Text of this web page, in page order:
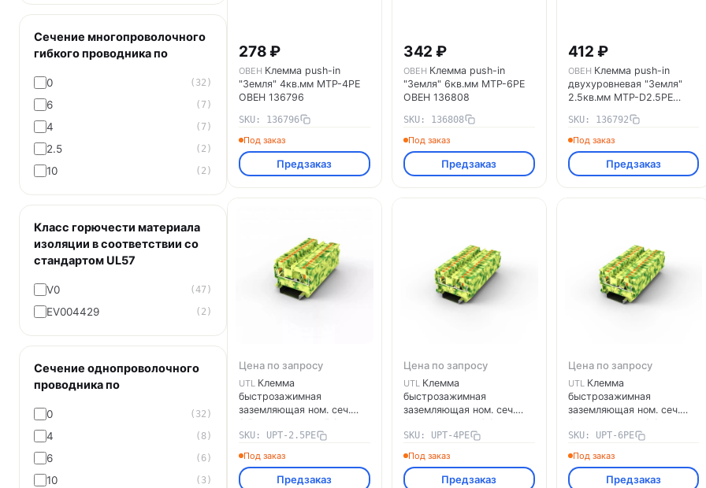
Сечение многопроволочного
гибкого проводника по
0 (32)
6 (7)
4 (7)
2.5 (2)
10 (2)
Класс горючести материала
изоляции в соответствии со
стандартом UL57
V0 (47)
EV004429 (2)
Сечение однопроволочного
проводника по
0 (32)
4 (8)
6 (6)
10 (3)
278 ₽
ОВЕН Клемма push-in
"Земля" 4кв.мм MTP-4PE
ОВЕН 136796
SKU: 136796
Под заказ
Предзаказ
342 ₽
ОВЕН Клемма push-in
"Земля" 6кв.мм MTP-6PE
ОВЕН 136808
SKU: 136808
Под заказ
Предзаказ
412 ₽
ОВЕН Клемма push-in
двухуровневая "Земля"
2.5кв.мм MTP-D2.5PE
SKU: 136792
Под заказ
Предзаказ
Цена по запросу
UTL Клемма
быстрозажимная
заземляющая ном. сеч.
2.5кв.мм ширина 5.2мм
монтаж NS 35 желт.-зел.
SKU: UPT-2.5PE
Под заказ
Предзаказ
Цена по запросу
UTL Клемма
быстрозажимная
заземляющая ном. сеч.
4кв.мм ширина 6.2мм
монтаж NS 35 желт.-зел.
SKU: UPT-4PE
Под заказ
Предзаказ
Цена по запросу
UTL Клемма
быстрозажимная
заземляющая ном. сеч.
6кв.мм ширина 8.2мм
монтаж NS 35 желт.-зел.
SKU: UPT-6PE
Под заказ
Предзаказ